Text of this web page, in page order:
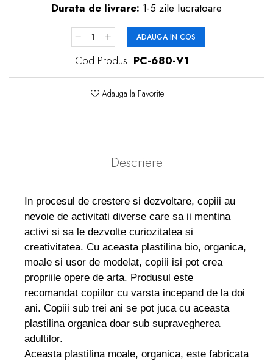
Durata de livrare: 1-5 zile lucratoare
ADAUGA IN COS
Cod Produs: PC-680-V1
Adauga la Favorite
Descriere
In procesul de crestere si dezvoltare, copiii au
nevoie de activitati diverse care sa ii mentina
activi si sa le dezvolte curiozitatea si
creativitatea. Cu aceasta plastilina bio, organica,
moale si usor de modelat, copiii isi pot crea
propriile opere de arta. Produsul este
recomandat copiilor cu varsta incepand de la doi
ani. Copiii sub trei ani se pot juca cu aceasta
plastilina organica doar sub supravegherea
adultilor.
Aceasta plastilina moale, organica, este fabricata